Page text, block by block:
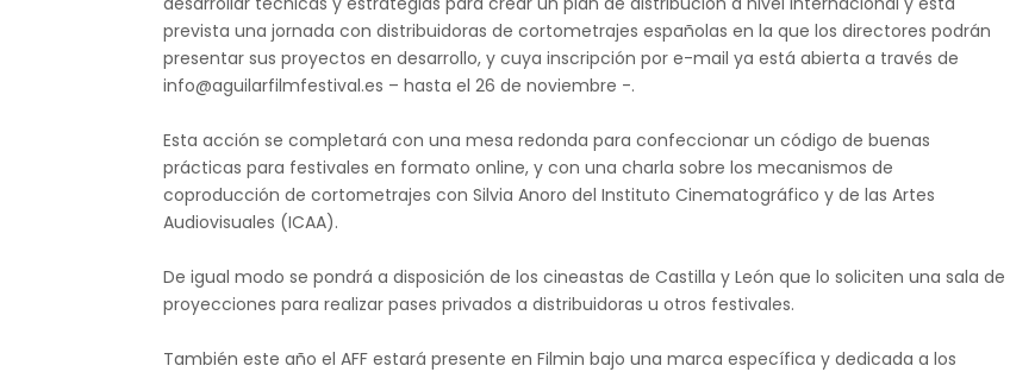
prevista una jornada con distribuidoras de cortometrajes españolas en la que los directores podrán
presentar sus proyectos en desarrollo, y cuya inscripción por e-mail ya está abierta a través de
info@aguilarfilmfestival.es – hasta el 26 de noviembre -.
Esta acción se completará con una mesa redonda para confeccionar un código de buenas
prácticas para festivales en formato online, y con una charla sobre los mecanismos de
coproducción de cortometrajes con Silvia Anoro del Instituto Cinematográfico y de las Artes
Audiovisuales (ICAA).
De igual modo se pondrá a disposición de los cineastas de Castilla y León que lo soliciten una sala de
proyecciones para realizar pases privados a distribuidoras u otros festivales.
También este año el AFF estará presente en Filmin bajo una marca específica y dedicada a los